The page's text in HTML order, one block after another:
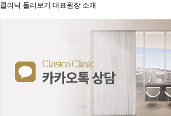
클리닉 둘러보기 대표원장 소개